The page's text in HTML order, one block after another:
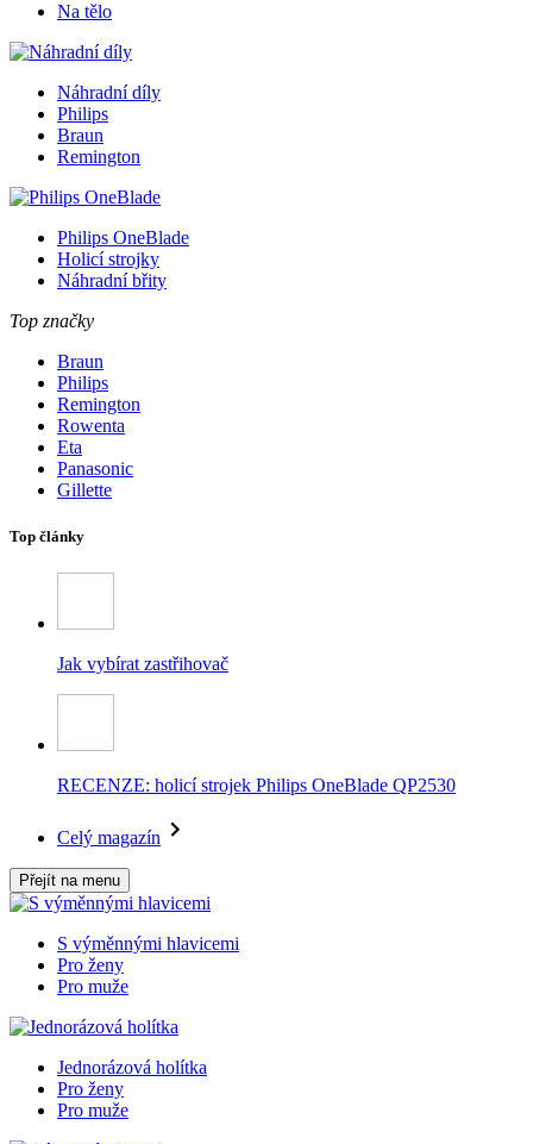
Na tělo
Náhradní díly
Philips
Braun
Remington
Philips OneBlade
Holicí strojky
Náhradní břity
Top značky
Braun
Philips
Remington
Rowenta
Eta
Panasonic
Gillette
Top články
Jak vybírat zastřihovač
RECENZE: holicí strojek Philips OneBlade QP2530
Celý magazín
Přejít na menu
S výměnnými hlavicemi
Pro ženy
Pro muže
Jednorázová holítka
Pro ženy
Pro muže